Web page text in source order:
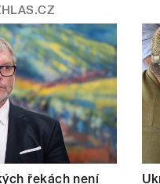
řekách není